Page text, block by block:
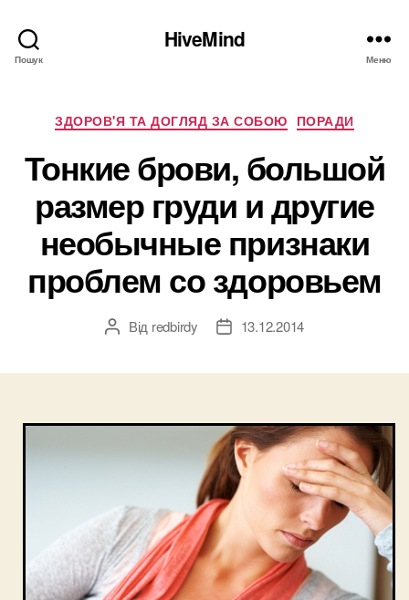
Пошук
HiveMind
Меню
Категорії
ЗДОРОВ'Я ТА ДОГЛЯД ЗА СОБОЮ ПОРАДИ
Тонкие брови, большой
размер груди и другие
необычные признаки
проблем со здоровьем
Автор
Від redbirdy
Дата13.12.2014